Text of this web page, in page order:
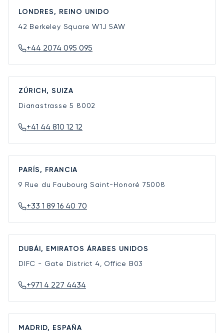
LONDRES, REINO UNIDO
42 Berkeley SquareW1J 5AW
+44 2074 095 095
ZÚRICH, SUIZA
Dianastrasse 5 8002
+41 44 810 12 12
PARÍS, FRANCIA
9 Rue du Faubourg Saint-Honoré 75008
+33 1 89 16 40 70
DUBÁI, EMIRATOS ÁRABES UNIDOS
DIFC - Gate District 4, Office B03
+971 4 227 4434
MADRID, ESPAÑA